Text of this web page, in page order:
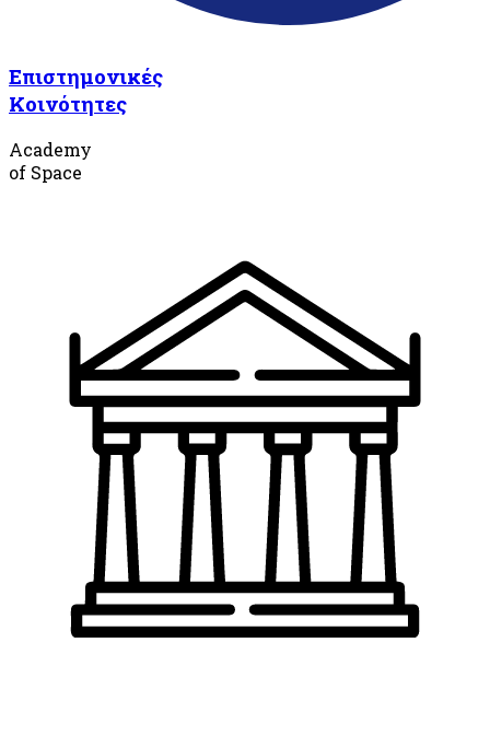
Επιστημονικές
Κοινότητες
Academy
of Space